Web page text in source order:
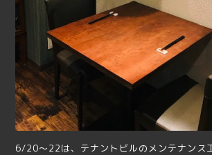
6/20～22は、テナントビルのメンテナンス